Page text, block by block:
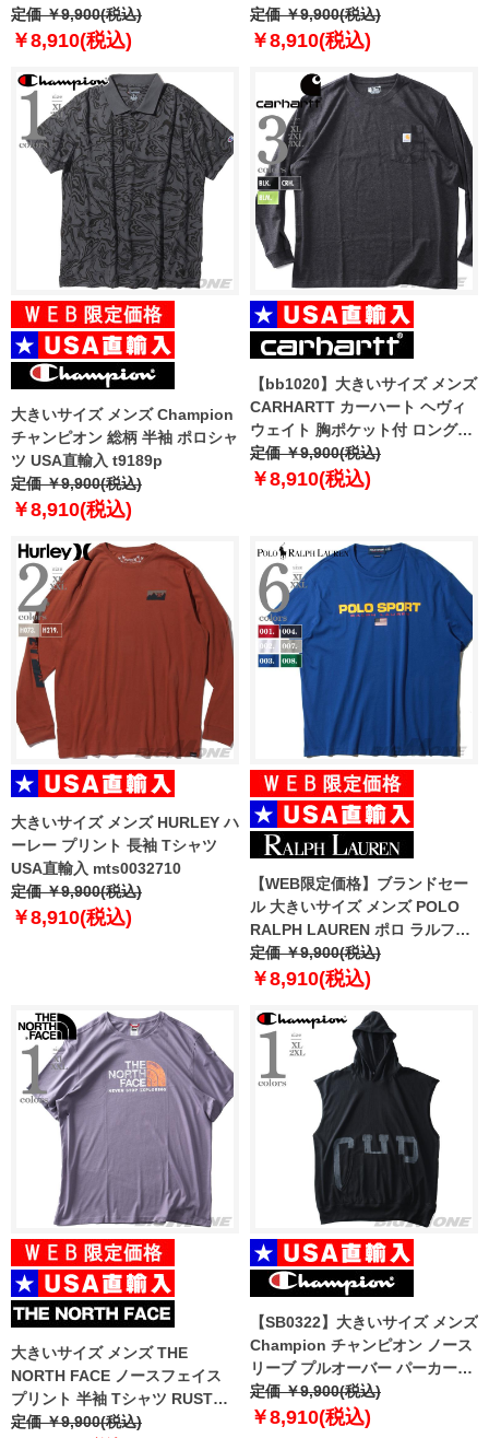
USA直輸入 pk08hr
定価 ￥9,900(税込)
￥8,910(税込)
USA直輸入 879040
定価 ￥9,900(税込)
￥8,910(税込)
大きいサイズ メンズ Champion
チャンピオン 総柄 半袖 ポロシャ
ツ USA直輸入 t9189p
定価 ￥9,900(税込)
￥8,910(税込)
【bb1020】大きいサイズ メンズ
CARHARTT カーハート ヘヴィ
ウェイト 胸ポケット付 ロングス
リーブ Tシャツ ルーズフィット
USA直輸入 k126
定価 ￥9,900(税込)
￥8,910(税込)
大きいサイズ メンズ HURLEY ハ
ーレー プリント 長袖 Tシャツ
USA直輸入 mts0032710
定価 ￥9,900(税込)
￥8,910(税込)
【WEB限定価格】ブランドセー
ル 大きいサイズ メンズ POLO
RALPH LAUREN ポロ ラルフロ
ーレン プリント 半袖 Tシャツ
USA直輸入 710750444
定価 ￥9,900(税込)
￥8,910(税込)
大きいサイズ メンズ THE
NORTH FACE ノースフェイス
プリント 半袖 Tシャツ RUST
TEE USA直輸入 nf0a4m68-iwa
定価 ￥9,900(税込)
【SB0322】大きいサイズ メンズ
Champion チャンピオン ノース
リーブ プルオーバー パーカー
USA直輸入 t96574-586qtb
定価 ￥9,900(税込)
￥8,910(税込)